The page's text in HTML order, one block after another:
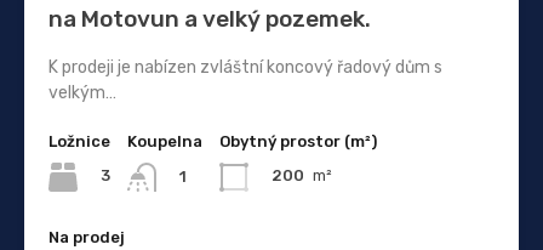
na Motovun a velký pozemek.
K prodeji je nabízen zvláštní koncový řadový dům s
velkým…
Ložnice
3
Koupelna
1
Obytný prostor (m²)
200 m²
Na prodej